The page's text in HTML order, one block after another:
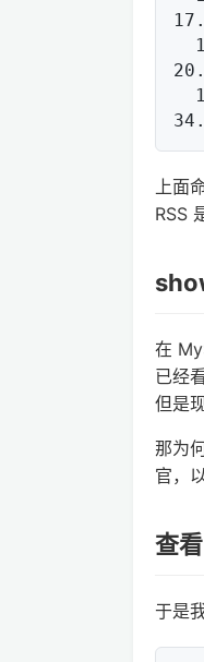
上面
RSS
在
已经
但是
那为
官，
查
于是